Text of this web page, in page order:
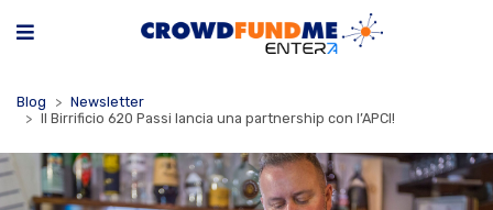
Blog
Newsletter
Il Birrificio 620 Passi lancia una partnership con l’APCI!